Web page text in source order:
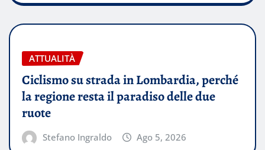
ATTUALITÀ
Ciclismo su strada in Lombardia, perché
la regione resta il paradiso delle due
ruote
Stefano Ingraldo Ago 5, 2026